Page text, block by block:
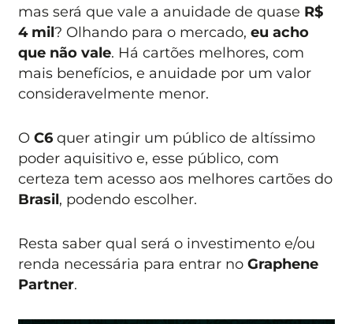
mas será que vale a anuidade de quase R$
4 mil? Olhando para o mercado,eu acho
que não vale. Há cartões melhores, com
mais benefícios, e anuidade por um valor
consideravelmente menor.
OC6 quer atingir um público de altíssimo
poder aquisitivo e, esse público, com
certeza tem acesso aos melhores cartões do
Brasil, podendo escolher.
Resta saber qual será o investimento e/ou
renda necessária para entrar noGraphene
Partner.